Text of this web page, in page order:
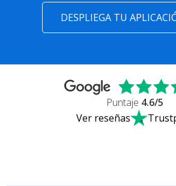
DESPLIEGA TU
Puntaje 4.6/5
Ver reseñas